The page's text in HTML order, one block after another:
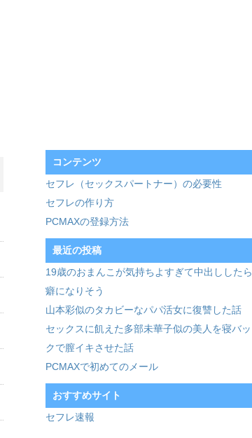
コンテンツ
セフレ（セックスパートナー）の必要性
セフレの作り方
PCMAXの登録方法
最近の投稿
19歳のおまんこが気持ちよすぎて中出ししたら
癖になりそう
山本彩似のタカビーなパパ活女に復讐した話
セックスに飢えた多部未華子似の美人を寝バッ
クで膣イキさせた話
PCMAXで初めてのメール
おすすめサイト
セフレ速報